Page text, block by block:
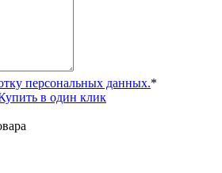
персональных данных.*
в один клик